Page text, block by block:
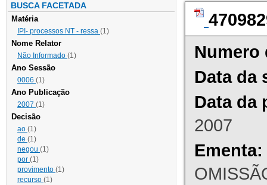
BUSCA FACETADA
Matéria
IPI- processos NT - ressa (1)
Nome Relator
Não Informado (1)
Ano Sessão
0006 (1)
Ano Publicação
2007 (1)
Decisão
ao (1)
de (1)
negou (1)
por (1)
provimento (1)
recurso (1)
Numero
Data da
Data da
2007
Ementa: